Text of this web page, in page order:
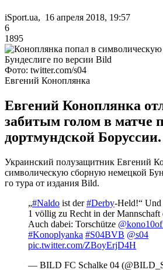
iSport.ua, 16 апреля 2018, 19:57
6
1895
Фото: twitter.com/s04
Евгений Коноплянка
Евгений Коноплянка
забитым голом в матче
дортмундской Боруссии.
Украинский полузащитник Евгений
символическую сборную немецкой
го тура от издания Bild.
„#Naldo ist der#Derby-Held!“ Und
1 völlig zu Recht in der Mannschaft
Auch dabei: Torschütze
#Konoplyanka #S04BVB @s04
pic.twitter.com/ZBoyErjD4H
— BILD FC Schalke 04